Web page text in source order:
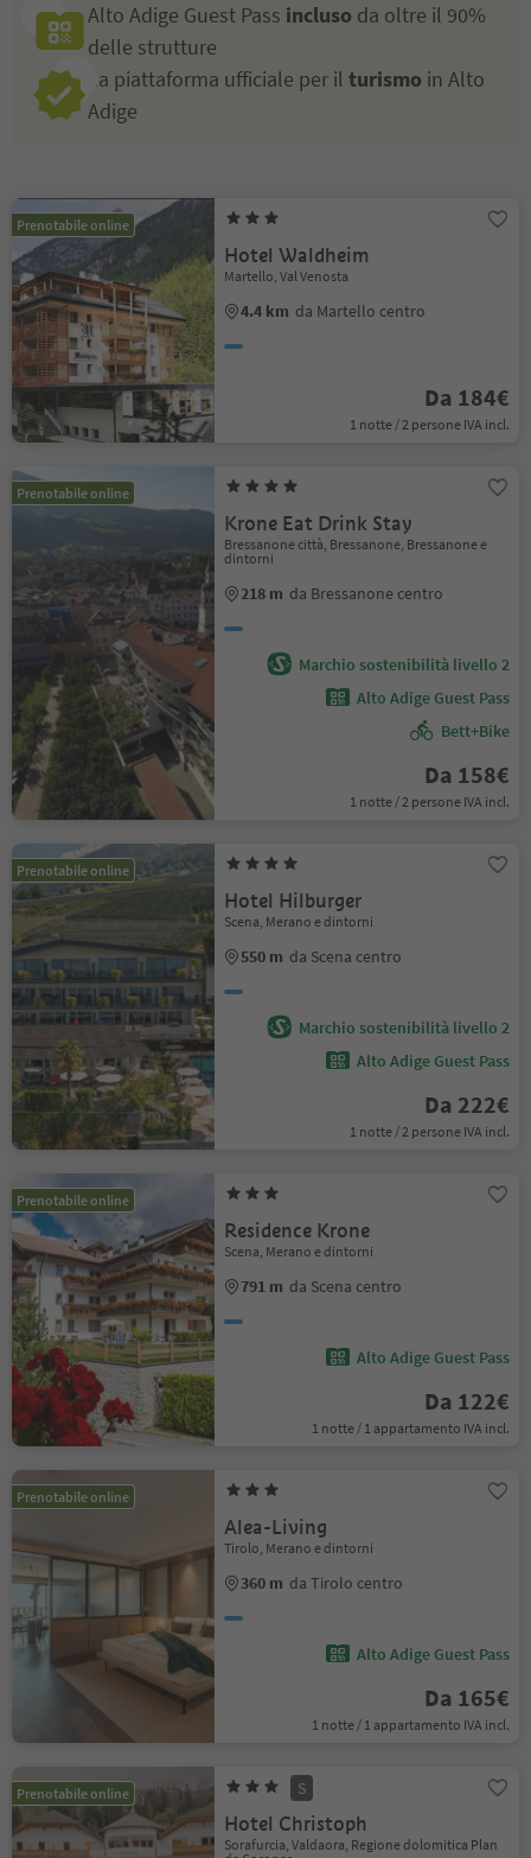
Alto Adige Guest Pass incluso da oltre il 90%
delle strutture
La piattaforma ufficiale per il turismo in Alto
Adige
Prenotabile online
Hotel Waldheim
Martello, Val Venosta
4.4 km da Martello centro
Da 184€
1 notte / 2 persone IVA incl.
Prenotabile online
Krone Eat Drink Stay
Bressanone città, Bressanone, Bressanone e
dintorni
218 m da Bressanone centro
Marchio sostenibilità livello 2
Alto Adige Guest Pass
Bett+Bike
Da 158€
1 notte / 2 persone IVA incl.
Prenotabile online
Hotel Hilburger
Scena, Merano e dintorni
550 m da Scena centro
Marchio sostenibilità livello 2
Alto Adige Guest Pass
Da 222€
1 notte / 2 persone IVA incl.
Prenotabile online
Residence Krone
Scena, Merano e dintorni
791 m da Scena centro
Alto Adige Guest Pass
Da 122€
1 notte / 1 appartamento IVA incl.
Prenotabile online
Alea-Living
Tirolo, Merano e dintorni
360 m da Tirolo centro
Alto Adige Guest Pass
Da 165€
1 notte / 1 appartamento IVA incl.
Prenotabile online S
Hotel Christoph
Sorafurcia, Valdaora, Regione dolomitica Plan